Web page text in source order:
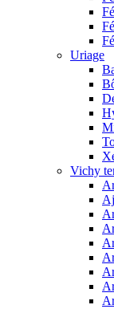
Uriage
Vichy